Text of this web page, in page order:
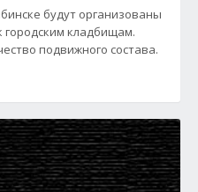
будут организованы
кладбищам.
подвижного состава.